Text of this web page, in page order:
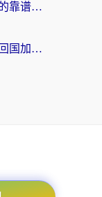
海外党别踩坑：免费回国节点真的靠谱吗？教你选对加速器无缝访问国内资源
海外党别再踩坑免费代理！2026回国加速器全攻略：从选线到避坑，无缝访问国内资源